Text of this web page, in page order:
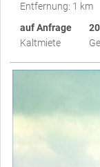
Entfernung: 1 km
auf Anfrage
Kaltmiete